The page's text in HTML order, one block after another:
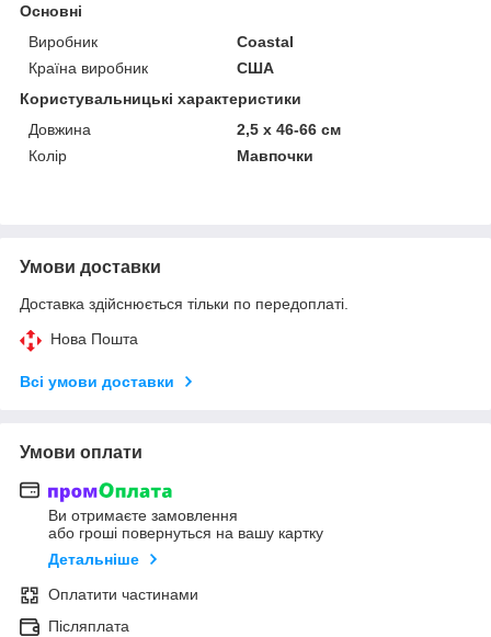
Основні
Виробник
Coastal
Країна виробник
США
Користувальницькі характеристики
Довжина
2,5 х 46-66 см
Колір
Мавпочки
Умови доставки
Доставка здійснюється тільки по передоплаті.
Нова Пошта
Всі умови доставки
Умови оплати
Ви отримаєте замовлення
або гроші повернуться на вашу картку
Детальніше
Оплатити частинами
Післяплата